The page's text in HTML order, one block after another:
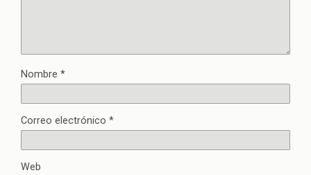
Nombre *
Correo electrónico *
Web